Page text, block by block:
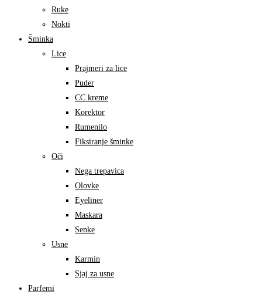
Ruke
Nokti
Šminka
Lice
Prajmeri za lice
Puder
CC kreme
Korektor
Rumenilo
Fiksiranje šminke
Oči
Nega trepavica
Olovke
Eyeliner
Maskara
Senke
Usne
Karmin
Sjaj za usne
Parfemi